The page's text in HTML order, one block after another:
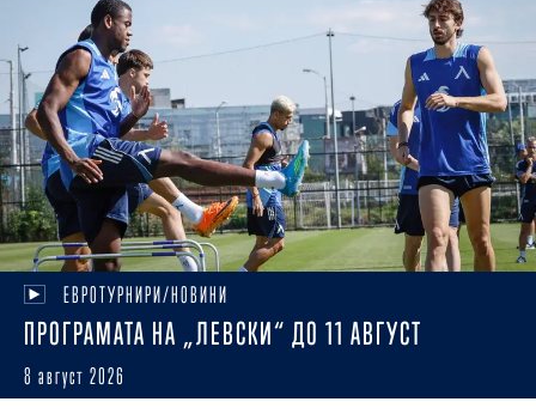
ЕВРОТУРНИРИ/НОВИНИ
ПРОГРАМАТА НА „ЛЕВСКИ“ ДО 11 АВГУСТ
8 август 2026